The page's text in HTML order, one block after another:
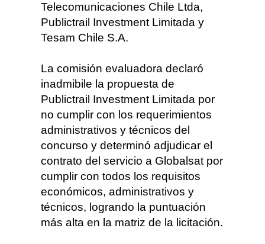
Telecomunicaciones Chile Ltda,
Publictrail Investment Limitada y
Tesam Chile S.A.
La comisión evaluadora declaró
inadmibile la propuesta de
Publictrail Investment Limitada por
no cumplir con los requerimientos
administrativos y técnicos del
concurso y determinó adjudicar el
contrato del servicio a Globalsat por
cumplir con todos los requisitos
económicos, administrativos y
técnicos, logrando la puntuación
más alta en la matriz de la licitación.